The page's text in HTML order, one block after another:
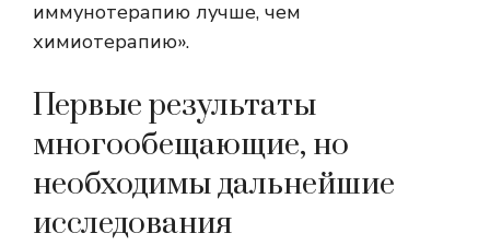
иммунотерапию лучше, чем
химиотерапию».
Первые результаты
многообещающие, но
необходимы дальнейшие
исследования